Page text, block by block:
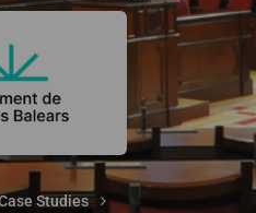
Studies